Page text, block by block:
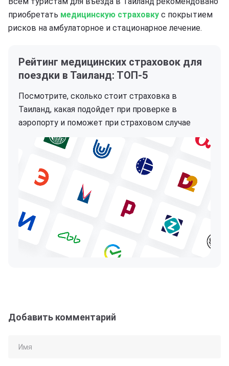
приобретать медицинскую страховку с покрытием
рисков на амбулаторное и стационарное лечение.
Рейтинг медицинских страховок для
поездки в Таиланд: ТОП-5
Посмотрите, сколько стоит страховка в
Таиланд, какая подойдет при проверке в
аэропорту и поможет при страховом случае
Добавить комментарий